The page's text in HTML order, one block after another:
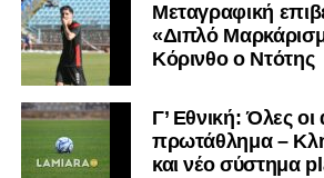
Μεταγραφική
«Διπλό
Κόρινθο ο Ντότης
Γ’ Εθνική: Όλες
πρωτάθλημα –
και νέο σύστημα